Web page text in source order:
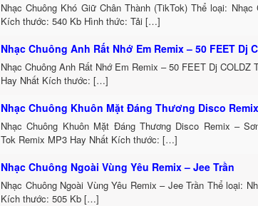
Nhạc Chuông Khó Giữ Chân Thành (TikTok) Thể loại:
Kích thước: 540 Kb Hình thức: Tải […]
Nhạc Chuông Anh Rất Nhớ Em Remix – 50 FEET Dj
Nhạc Chuông Anh Rất Nhớ Em Remix – 50 FEET Dj
Hay Nhất Kích thước: […]
Nhạc Chuông Khuôn Mặt Đáng Thương Disco Remix
Nhạc Chuông Khuôn Mặt Đáng Thương Disco Remix –
Tok Remix MP3 Hay Nhất Kích thước: […]
Nhạc Chuông Ngoài Vùng Yêu Remix – Jee Trần
Nhạc Chuông Ngoài Vùng Yêu Remix – Jee Trần Thể loại:
Kích thước: 505 Kb […]